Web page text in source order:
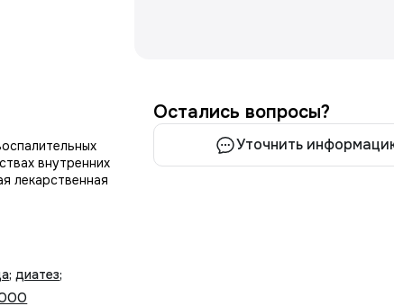
внутренних
лекарственная
;диатез;
Остались вопросы?
Уточнить